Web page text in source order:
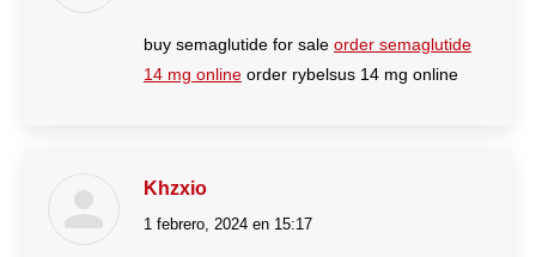
buy semaglutide for sale order semaglutide
14 mg online order rybelsus 14 mg online
Khzxio
dice:
1 febrero, 2024 en 15:17